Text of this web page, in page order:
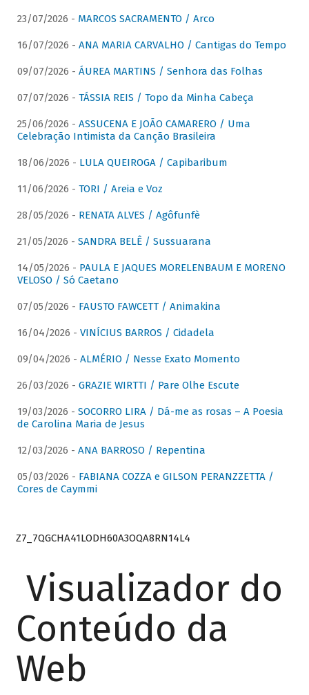
23/07/2026 - MARCOS SACRAMENTO / Arco
16/07/2026 - ANA MARIA CARVALHO / Cantigas do Tempo
09/07/2026 - ÁUREA MARTINS / Senhora das Folhas
07/07/2026 - TÁSSIA REIS / Topo da Minha Cabeça
25/06/2026 - ASSUCENA E JOÃO CAMARERO / Uma
Celebração Intimista da Canção Brasileira
18/06/2026 - LULA QUEIROGA / Capibaribum
11/06/2026 - TORI / Areia e Voz
28/05/2026 - RENATA ALVES / Agôfunfè
21/05/2026 - SANDRA BELÊ / Sussuarana
14/05/2026 - PAULA E JAQUES MORELENBAUM E MORENO
VELOSO / Só Caetano
07/05/2026 - FAUSTO FAWCETT / Animakina
16/04/2026 - VINÍCIUS BARROS / Cidadela
09/04/2026 - ALMÉRIO / Nesse Exato Momento
26/03/2026 - GRAZIE WIRTTI / Pare Olhe Escute
19/03/2026 - SOCORRO LIRA / Dá-me as rosas – A Poesia
de Carolina Maria de Jesus
12/03/2026 - ANA BARROSO / Repentina
05/03/2026 - FABIANA COZZA e GILSON PERANZZETTA /
Cores de Caymmi
Z7_7QGCHA41LODH60A3OQA8RN14L4
Visualizador do
Conteúdo da
Web